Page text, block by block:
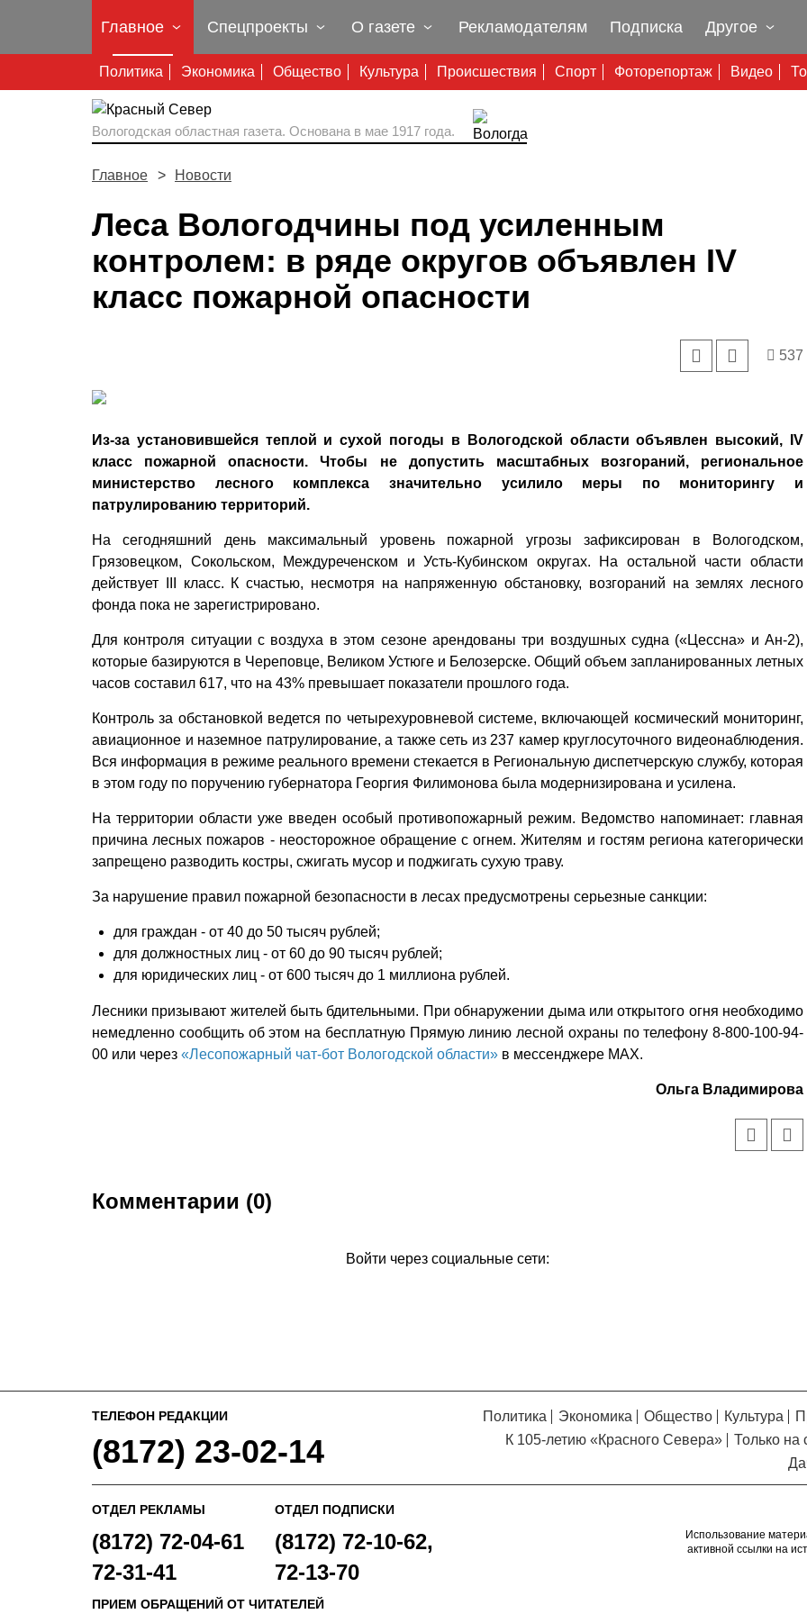
Главное
Политика Экономика Общество Культура Происшествия Спорт Фоторепортаж Видео
Спецпроекты О газете Рекламодателям Подписка Другое
Вологодская областная газета. Основана в мае 1917 года.
Главное Новости
Леса Вологодчины под усиленным
контролем: в ряде округов объявлен IV
класс пожарной опасности
537
Из-за установившейся теплой и сухой погоды в Вологодской области объявлен высокий, IV
класс пожарной опасности. Чтобы не допустить масштабных возгораний, региональное
министерство лесного комплекса значительно усилило меры по мониторингу и
патрулированию территорий.
На сегодняшний день максимальный уровень пожарной угрозы зафиксирован в Вологодском,
Грязовецком, Сокольском, Междуреченском и Усть-Кубинском округах. На остальной части области
действует III класс. К счастью, несмотря на напряженную обстановку, возгораний на землях лесного
фонда пока не зарегистрировано.
Для контроля ситуации с воздуха в этом сезоне арендованы три воздушных судна («Цессна» и Ан-2),
которые базируются в Череповце, Великом Устюге и Белозерске. Общий объем запланированных летных
часов составил 617, что на 43% превышает показатели прошлого года.
Контроль за обстановкой ведется по четырехуровневой системе, включающей космический мониторинг,
авиационное и наземное патрулирование, а также сеть из 237 камер круглосуточного видеонаблюдения.
Вся информация в режиме реального времени стекается в Региональную диспетчерскую службу, которая
в этом году по поручению губернатора Георгия Филимонова была модернизирована и усилена.
На территории области уже введен особый противопожарный режим. Ведомство напоминает: главная
причина лесных пожаров - неосторожное обращение с огнем. Жителям и гостям региона категорически
запрещено разводить костры, сжигать мусор и поджигать сухую траву.
За нарушение правил пожарной безопасности в лесах предусмотрены серьезные санкции:
для граждан - от 40 до 50 тысяч рублей;
для должностных лиц - от 60 до 90 тысяч рублей;
для юридических лиц - от 600 тысяч до 1 миллиона рублей.
Лесники призывают жителей быть бдительными. При обнаружении дыма или открытого огня необходимо
немедленно сообщить об этом на бесплатную Прямую линию лесной охраны по телефону 8-800-100-94-
00 или через «Лесопожарный чат-бот Вологодской области» в мессенджере МАХ.
Ольга Владимирова
Комментарии (0)
Войти через социальные сети:
Уважаемые посетители сайта!
Мы рады приветствовать вас
ТЕЛЕФОН РЕДАКЦИИ
(8172) 23-02-14
Политика Экономика Общество Культура
К 105-летию «Красного Севера»
Только на
ОТДЕЛ РЕКЛАМЫ
(8172) 72-04-61
72-31-41
ОТДЕЛ ПОДПИСКИ
(8172) 72-10-62,
72-13-70
ПРИЕМ ОБРАЩЕНИЙ ОТ ЧИТАТЕЛЕЙ
Использование
активной ссылки на